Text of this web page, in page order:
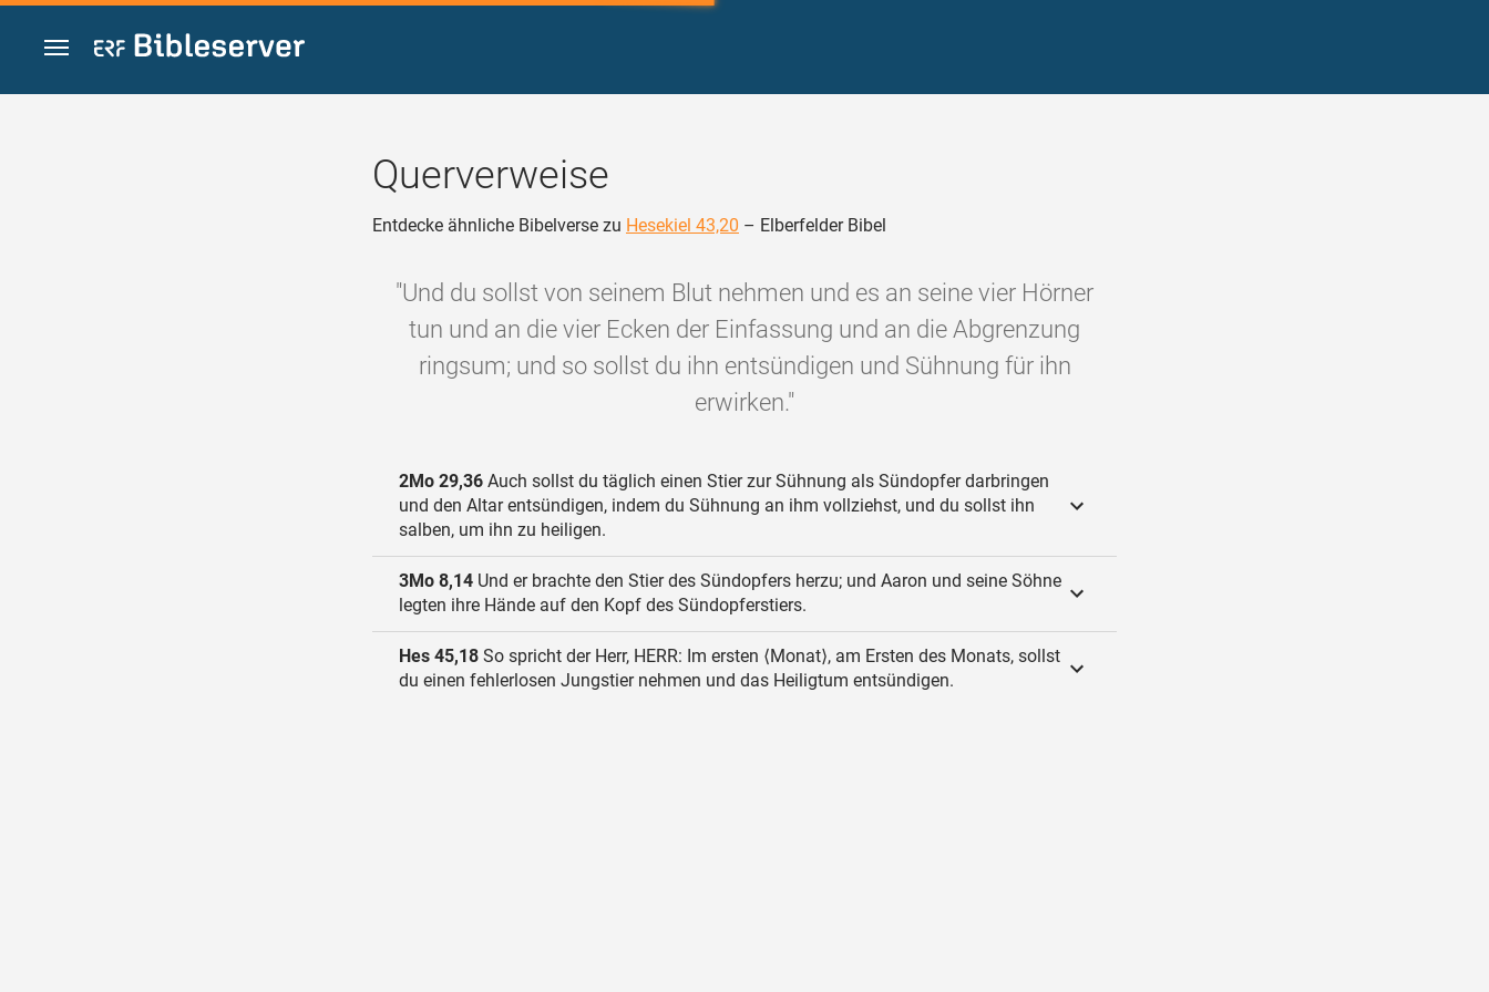
Zum Inhalt springen
Querverweise
Entdecke ähnliche Bibelverse zu Hesekiel 43,20 – Elberfelder Bibel
"Und du sollst von seinem Blut nehmen und es an seine vier Hörner
tun und an die vier Ecken der Einfassung und an die Abgrenzung
ringsum; und so sollst du ihn entsündigen und Sühnung für ihn
erwirken."
2Mo 29,36 Auch sollst du täglich einen Stier zur Sühnung als Sündopfer darbringen
und den Altar entsündigen, indem du Sühnung an ihm vollziehst, und du sollst ihn
salben, um ihn zu heiligen.
3Mo 8,14 Und er brachte den Stier des Sündopfers herzu; und Aaron und seine Söhne
legten ihre Hände auf den Kopf des Sündopferstiers.
Hes 45,18 So spricht der Herr, HERR: Im ersten ⟨Monat⟩, am Ersten des Monats, sollst
du einen fehlerlosen Jungstier nehmen und das Heiligtum entsündigen.